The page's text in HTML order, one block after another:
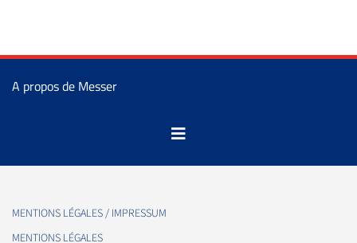
A propos de Messer
MENTIONS LÉGALES / IMPRESSUM
MENTIONS LÉGALES